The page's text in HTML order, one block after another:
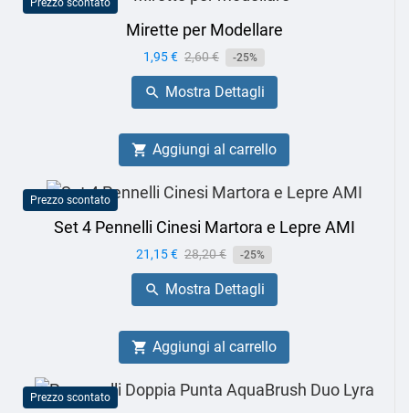
Prezzo scontato
Mirette per Modellare
Prezzo
1,95 € Prezzo
base
2,60 € -25%
 Mostra Dettagli
 Aggiungi al carrello
Prezzo scontato
Set 4 Pennelli Cinesi Martora e Lepre AMI
Prezzo
21,15 € Prezzo
base
28,20 € -25%
 Mostra Dettagli
 Aggiungi al carrello
Prezzo scontato